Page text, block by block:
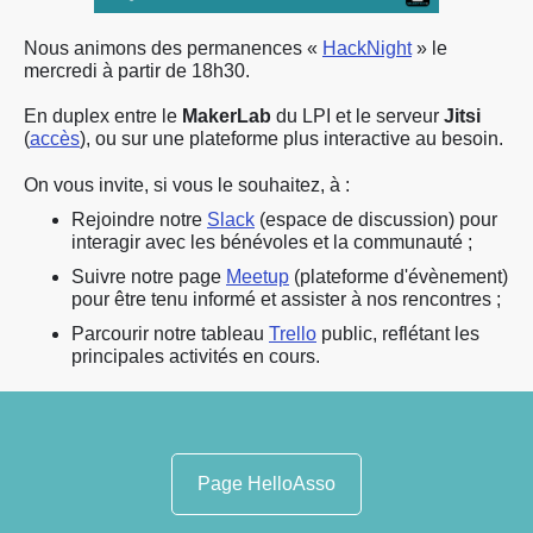
Nous animons des permanences « HackNight» le
mercredi à partir de 18h30.
En duplex entre le MakerLab du LPI et le serveur Jitsi
(accès), ou sur une plateforme plus interactive au besoin.
On vous invite, si vous le souhaitez, à :
Rejoindre notre Slack (espace de discussion) pour
interagir avec les bénévoles et la communauté ;
Suivre notre page Meetup (plateforme d'évènement)
pour être tenu informé et assister à nos rencontres ;
Parcourir notre tableau Trello public, reflétant les
principales activités en cours.
Page HelloAsso